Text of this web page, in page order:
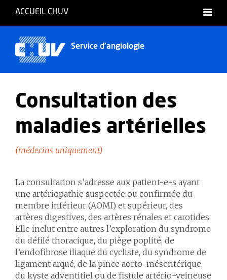
ACCUEIL CHUV
Service d'angiologie
Consultation des
maladies artérielles
(médecins uniquement)
La consultation s’adresse aux patient-e-s ayant
une artériopathie suspectée ou confirmée du
membre inférieur (AOMI) et supérieur, des
artères digestives, des artères rénales et carotides.
Elle inclut entre autres l’exploration du syndrome
du défilé thoracique, du piège poplité, de
l’endofibrose iliaque du cycliste, du syndrome de
ligament arqué, de la pince aorto-mésentérique,
du kyste adventitiel ou de fistule artério-veineuse